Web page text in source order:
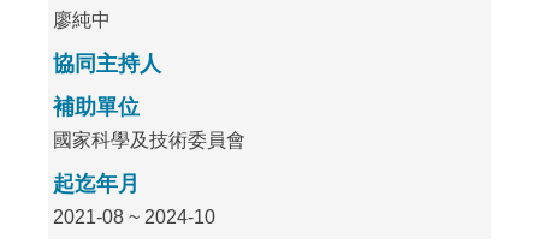
廖純中
協同主持人
補助單位
國家科學及技術委員會
起迄年月
2021-08 ~ 2024-10